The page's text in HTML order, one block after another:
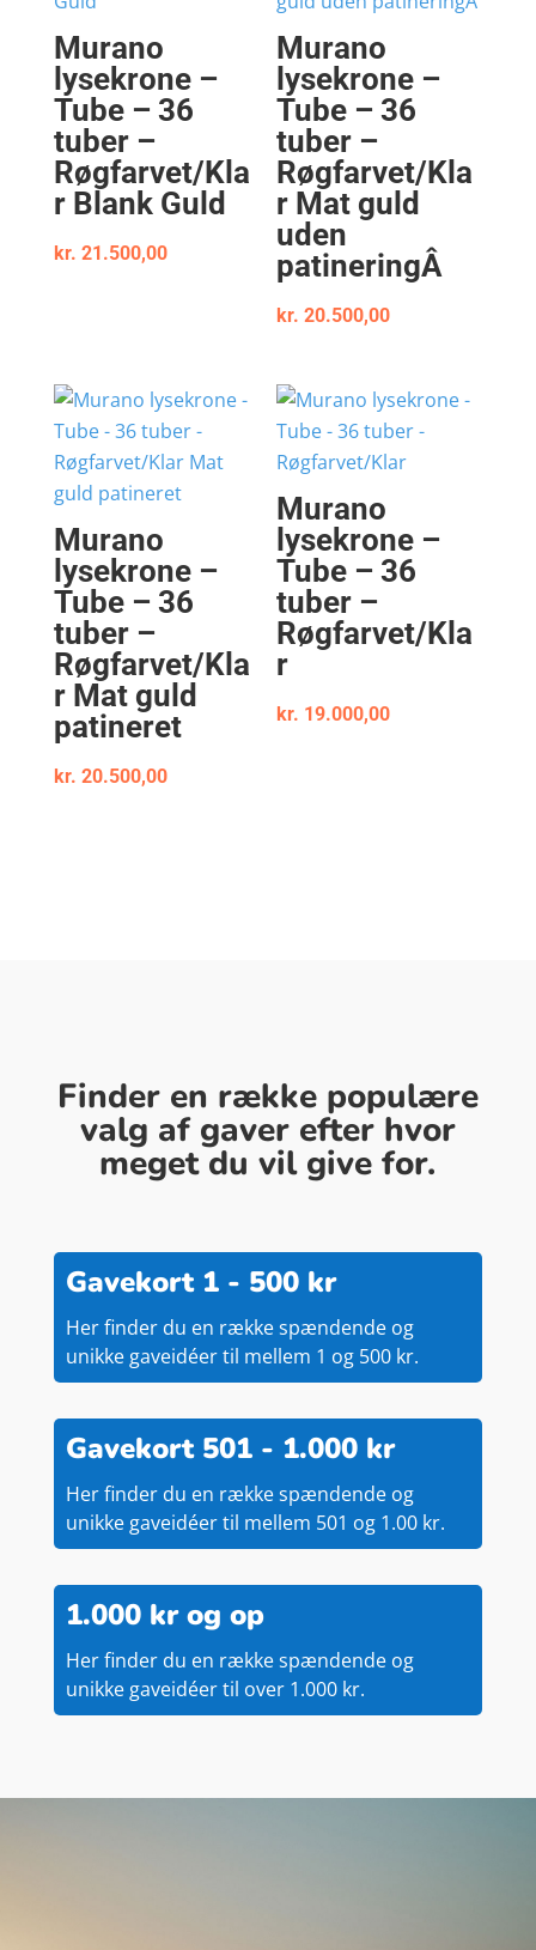
Murano
lysekrone –
Tube – 36
tuber –
Røgfarvet/Kla
r Blank Guld
kr. 21.500,00
Murano
lysekrone –
Tube – 36
tuber –
Røgfarvet/Kla
r Mat guld
uden
patineringÂ
kr. 20.500,00
Murano
lysekrone –
Tube – 36
tuber –
Røgfarvet/Kla
r Mat guld
patineret
kr. 20.500,00
Murano
lysekrone –
Tube – 36
tuber –
Røgfarvet/Kla
r
kr. 19.000,00
Finder en række populære
valg af gaver efter hvor
meget du vil give for.
Gavekort 1 - 500 kr
Her finder du en række spændende og
unikke gaveidéer til mellem 1 og 500 kr.
Gavekort 501 - 1.000 kr
Her finder du en række spændende og
unikke gaveidéer til mellem 501 og 1.00 kr.
1.000 kr og op
Her finder du en række spændende og
unikke gaveidéer til over 1.000 kr.